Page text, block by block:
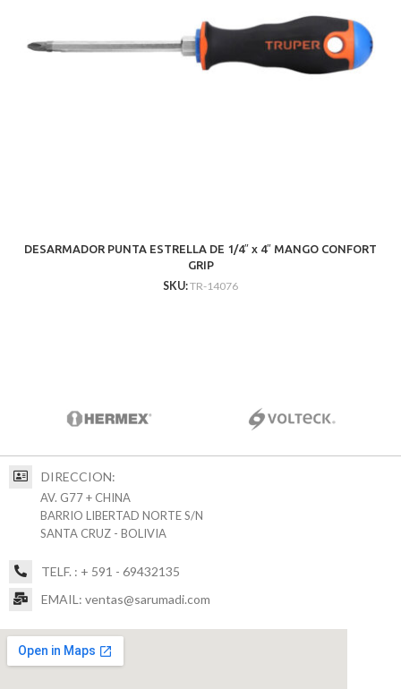
DESARMADOR PUNTA ESTRELLA DE 1/4″ x 4″ MANGO CONFORT
GRIP
SKU:TR-14076
DIRECCION:
AV. G77 + CHINA
BARRIO LIBERTAD NORTE S/N
SANTA CRUZ - BOLIVIA
TELF. : + 591 - 69432135
EMAIL: ventas@sarumadi.com